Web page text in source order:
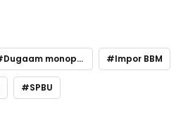
Dugaam monopoli BBM Impor BBM
SPBU